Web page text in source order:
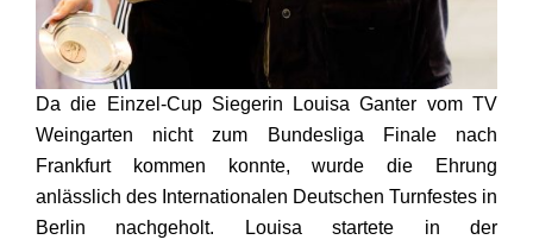
Da die Einzel-Cup Siegerin Louisa Ganter vom TV
Weingarten nicht zum Bundesliga Finale nach
Frankfurt kommen konnte, wurde die Ehrung
anlässlich des Internationalen Deutschen Turnfestes in
Berlin nachgeholt. Louisa startete in der